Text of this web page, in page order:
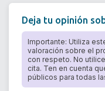
Deja tu opinión
Importante: Utiliza
valoración sobre el
con respeto. No
cita. Ten en cuenta
públicos para todas